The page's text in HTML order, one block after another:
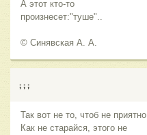
А этот кто-то
произнесет:"туше"..
© Синявская А. А.
; ; ;
Так вот не то, чтоб не приятно
Как не старайся, этого не